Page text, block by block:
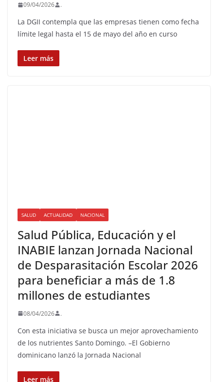
09/04/2026 .
La DGII contempla que las empresas tienen como fecha
límite legal hasta el 15 de mayo del año en curso
Leer más
SALUD ACTUALIDAD NACIONAL
Salud Pública, Educación y el
INABIE lanzan Jornada Nacional
de Desparasitación Escolar 2026
para beneficiar a más de 1.8
millones de estudiantes
08/04/2026 .
Con esta iniciativa se busca un mejor aprovechamiento
de los nutrientes Santo Domingo. –El Gobierno
dominicano lanzó la Jornada Nacional
Leer más